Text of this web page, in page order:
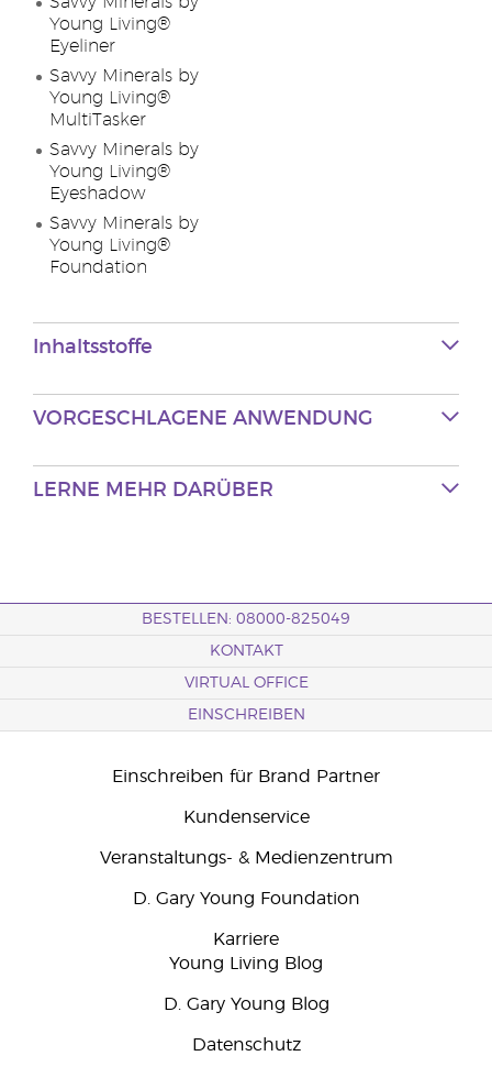
Young Living®
Eyeliner
Savvy Minerals by
Young Living®
MultiTasker
Savvy Minerals by
Young Living®
Eyeshadow
Savvy Minerals by
Young Living®
Foundation
Inhaltsstoffe
VORGESCHLAGENE ANWENDUNG
LERNE MEHR DARÜBER
BESTELLEN: 08000-825049
KONTAKT
VIRTUAL OFFICE
EINSCHREIBEN
Einschreiben für Brand Partner
Kundenservice
Veranstaltungs- & Medienzentrum
D. Gary Young Foundation
Karriere
Young Living Blog
D. Gary Young Blog
Datenschutz